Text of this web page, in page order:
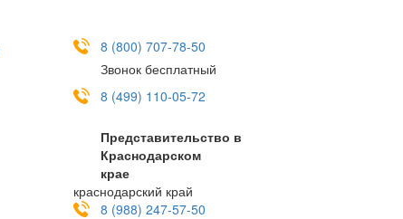
8 (800) 707-78-50
Звонок бесплатный
8 (499) 110-05-72
Представительство в
Краснодарском
крае
краснодарский край
8 (988) 247-57-50